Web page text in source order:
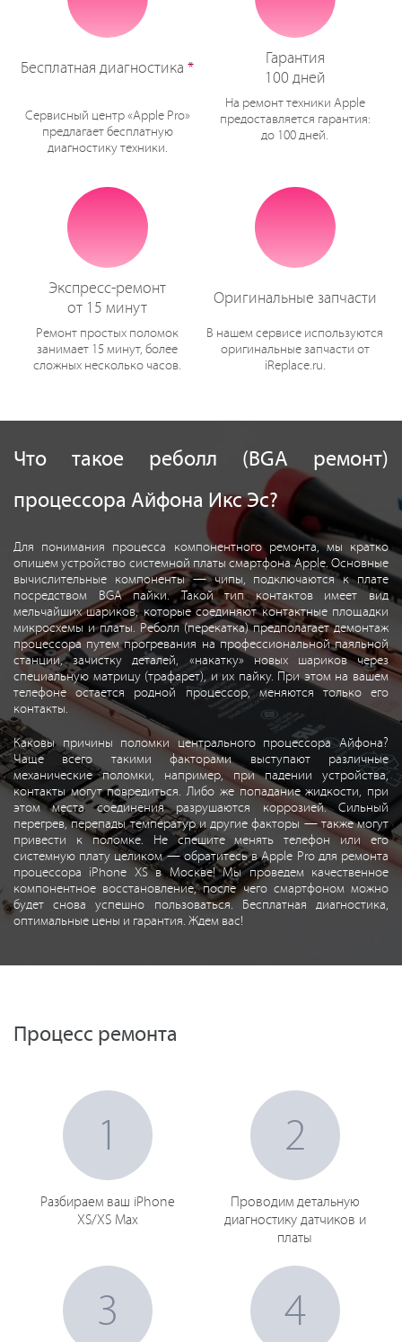
Бесплатная диагностика *
Сервисный центр «Apple Pro»
предлагает бесплатную
диагностику техники.
Гарантия
100 дней
На ремонт техники Apple
предоставляется гарантия:
до 100 дней.
Экспресс-ремонт
от 15 минут
Ремонт простых поломок
занимает 15 минут, более
сложных несколько часов.
Оригинальные запчасти
В нашем сервисе используются
оригинальные запчасти от
iReplace.ru.
Что такое реболл (BGA ремонт)
процессора Айфона Икс Эс?
Для понимания процесса компонентного ремонта, мы кратко
опишем устройство системной платы смартфона Apple. Основные
вычислительные компоненты — чипы, подключаются к плате
посредством BGA пайки. Такой тип контактов имеет вид
мельчайших шариков, которые соединяют контактные площадки
микросхемы и платы. Реболл (перекатка) предполагает демонтаж
процессора путем прогревания на профессиональной паяльной
станции, зачистку деталей, «накатку» новых шариков через
специальную матрицу (трафарет), и их пайку. При этом на вашем
телефоне остается родной процессор, меняются только его
контакты.
Каковы причины поломки центрального процессора Айфона?
Чаще всего такими факторами выступают различные
механические поломки, например, при падении устройства,
контакты могут повредиться. Либо же попадание жидкости, при
этом места соединения разрушаются коррозией. Сильный
перегрев, перепады температур и другие факторы — также могут
привести к поломке. Не спешите менять телефон или его
системную плату целиком — обратитесь в Apple Pro для ремонта
процессора iPhone XS в Москве! Мы проведем качественное
компонентное восстановление, после чего смартфоном можно
будет снова успешно пользоваться. Бесплатная диагностика,
оптимальные цены и гарантия. Ждем вас!
Процесс ремонта
1
Разбираем ваш iPhone
XS/XS Max
2
Проводим детальную
диагностику датчиков и
платы
3 4